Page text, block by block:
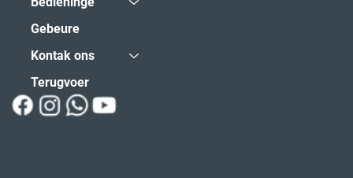
Gebeure
Kontak ons
Terugvoer